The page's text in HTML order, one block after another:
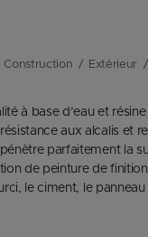
Construction Extérieur
à base d’eau et
aux alcalis et
parfaitement la
de peinture de
le ciment, le